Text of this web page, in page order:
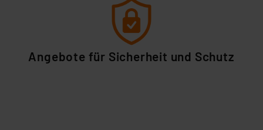
Angebote für Sicherheit und Schutz